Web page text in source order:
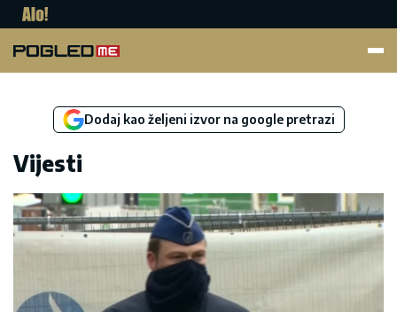
Dodaj kao željeni izvor na google pretrazi
Vijesti